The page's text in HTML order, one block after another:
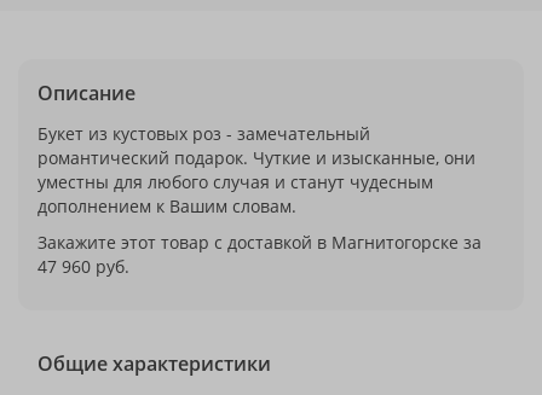
Описание
Букет из кустовых роз - замечательный
романтический подарок. Чуткие и изысканные, они
уместны для любого случая и станут чудесным
дополнением к Вашим словам.
Закажите этот товар с доставкой в Магнитогорске за
47 960 руб.
Общие характеристики